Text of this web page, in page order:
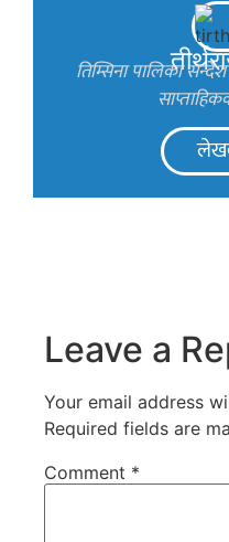
तिम्सिना पालिका
Leave a
Your email address
Required fields are
Comment *